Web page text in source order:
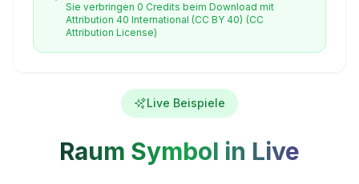
Sie verbringen 0 Credits beim Download mit
Attribution 40 International (CC BY 40) (CC
Attribution License)
Live Beispiele
Raum Symbol in Live